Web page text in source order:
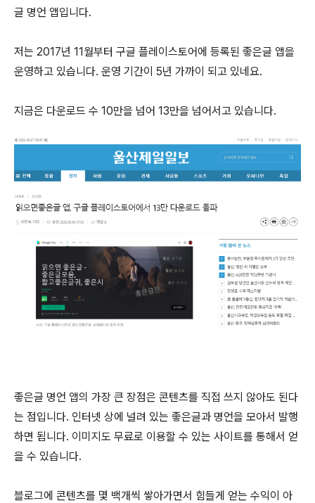
글 명언 앱입니다.
저는 2017년 11월부터 구글 플레이스토어에 등록된 좋은글 앱을
운영하고 있습니다. 운영 기간이 5년 가까이 되고 있네요.
지금은 다운로드 수 10만을 넘어 13만을 넘어서고 있습니다.
좋은글 명언 앱의 가장 큰 장점은 콘텐츠를 직접 쓰지 않아도 된다
는 점입니다. 인터넷 상에 널려 있는 좋은글과 명언을 모아서 발행
하면 됩니다. 이미지도 무료로 이용할 수 있는 사이트를 통해서 얻
을 수 있습니다.
블로그에 콘텐츠를 몇 백개씩 쌓아가면서 힘들게 얻는 수익이 아